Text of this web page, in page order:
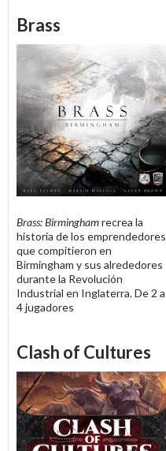
Brass
Brass: Birminghamrecrea la
historia de los emprendedores
que compitieron en
Birmingham y sus alrededores
durante la Revolución
Industrial en Inglaterra. De 2 a
4 jugadores
Clash of Cultures